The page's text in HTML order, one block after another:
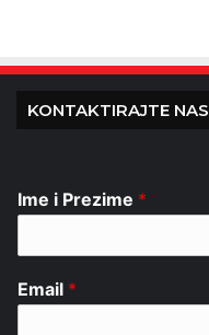
KONTAKTIRAJTE NAS
Ime i Prezime *
Email *